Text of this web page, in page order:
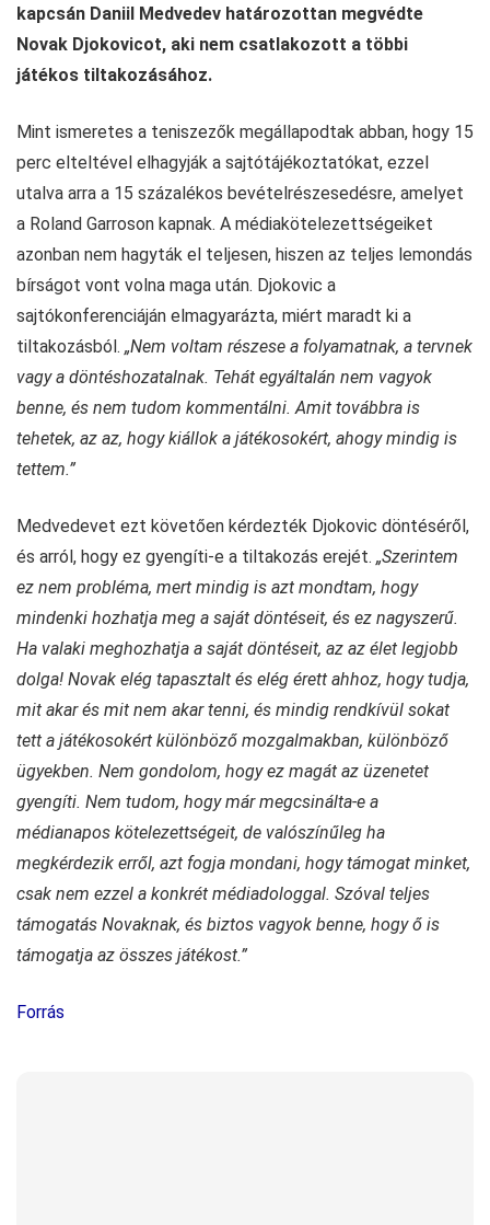
kapcsán Daniil Medvedev határozottan megvédte
Novak Djokovicot, aki nem csatlakozott a többi
játékos tiltakozásához.
Mint ismeretes a teniszezők megállapodtak abban, hogy 15
perc elteltével elhagyják a sajtótájékoztatókat, ezzel
utalva arra a 15 százalékos bevételrészesedésre, amelyet
a Roland Garroson kapnak. A médiakötelezettsége­iket
azonban nem hagyták el teljesen, hiszen az teljes lemondás
bírságot vont volna maga után. Djokovic a
sajtókonferenciáján elmagyarázta, miért maradt ki a
tiltakozásból. „Nem voltam részese a folyamatnak, a tervnek
vagy a döntéshozatalnak. Tehát egyáltalán nem vagyok
benne, és nem tudom kommentálni. Amit továbbra is
tehetek, az az, hogy kiállok a játékosokért, ahogy mindig is
tettem.”
Medvedevet ezt követően kérdezték Djokovic döntéséről,
és arról, hogy ez gyengíti-e a tiltakozás erejét. „Szerintem
ez nem probléma, mert mindig is azt mondtam, hogy
mindenki hozhatja meg a saját döntéseit, és ez nagyszerű.
Ha valaki meghozhatja a saját döntéseit, az az élet legjobb
dolga! Novak elég tapasztalt és elég érett ahhoz, hogy tudja,
mit akar és mit nem akar tenni, és mindig rendkívül sokat
tett a játékosokért különböző mozgalmakban, különböző
ügyekben. Nem gondolom, hogy ez magát az üzenetet
gyengíti. Nem tudom, hogy már megcsinálta-e a
médianapos kötelezettségeit, de valószínűleg ha
megkérdezik erről, azt fogja mondani, hogy támogat minket,
csak nem ezzel a konkrét médiadologgal. Szóval teljes
támogatás Novaknak, és biztos vagyok benne, hogy ő is
támogatja az összes játékost.”
Forrás